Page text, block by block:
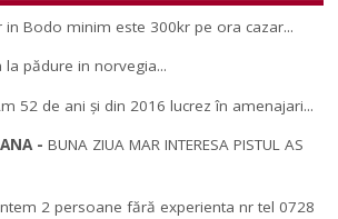
in Bodo minim este 300kr pe ora cazar...
la pădure in norvegia...
52 de ani și din 2016 lucrez în amenajari...
-BUNA ZIUA MAR INTERESA PISTUL AS
2 persoane fără experienta nr tel 0728